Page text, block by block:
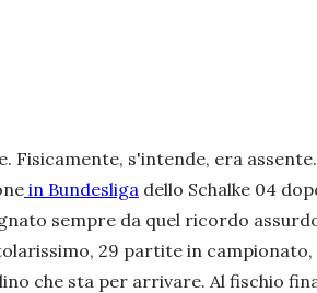
s'intende, era
in Bundesliga dello Schalke 04
sempre da quel ricordo
29 partite in
che sta per arrivare. Al fischio